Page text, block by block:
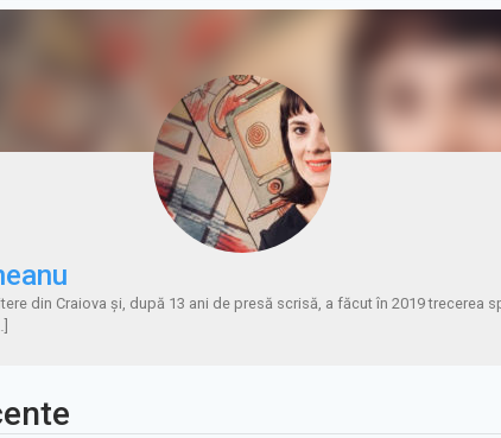
din Craiova şi, după 13 ani de presă scrisă, a făcut în 2019 trecerea